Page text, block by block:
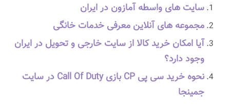
سایت های واسطه آمازون در ایران
مجموعه های آنلاین معرفی خدمات خانگی
آیا امکان خرید کالا از سایت خارجی و تحویل در ایران
وجود دارد؟
نحوه خرید سی پی CP بازی Call Of Duty در سایت
جمینجا